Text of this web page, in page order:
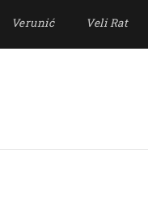
Verunić Veli Rat